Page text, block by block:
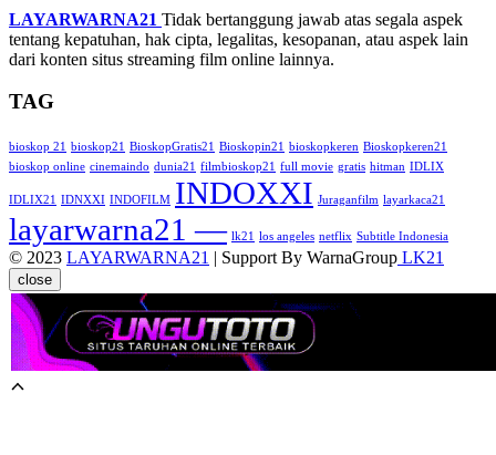
LAYARWARNA21 Tidak bertanggung jawab atas segala aspek
tentang kepatuhan, hak cipta, legalitas, kesopanan, atau aspek lain
dari konten situs streaming film online lainnya.
TAG
bioskop 21 bioskop21 BioskopGratis21 Bioskopin21 bioskopkeren Bioskopkeren21
bioskop online cinemaindo dunia21 filmbioskop21 full movie gratis hitman IDLIX
IDLIX21 IDNXXI INDOFILM INDOXXI Juraganfilm layarkaca21
layarwarna21 — lk21 los angeles netflix Subtitle Indonesia
© 2023 LAYARWARNA21 | Support By WarnaGroup LK21
close